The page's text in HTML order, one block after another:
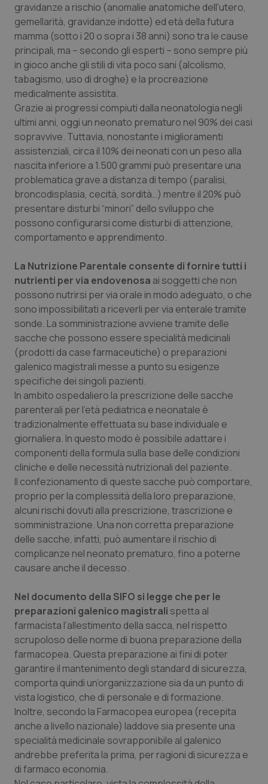
Veneto
Oncoematologia
Oncologia & Nutrizione
Psoriasi & pelle
Quotidiano Cardiologia
Quotidiano Chirurgia
Quotidiano Oncologia
Quotidiano Pediatria
Rene & patologie urogenitali
Salute orale & impianti
Sangue & coagulazione
Tiroide
Tumore al seno
Tumore ovarico
Tumori del Polmone & Testa Collo
Tumori gastrointestinali
Ulcera & Reflusso
Vaccini
gravidanze a rischio (anomalie anatomiche dell'utero,
gemellarità, gravidanze indotte) ed età della futura
mamma (sotto i 20 o sopra i 38 anni) sono tra le cause
principali, ma – secondo gli esperti – sono sempre più
in gioco anche gli stili di vita poco sani (alcolismo,
tabagismo, uso di droghe) e la procreazione
medicalmente assistita.
Grazie ai progressi compiuti dalla neonatologia negli
ultimi anni, oggi un neonato prematuro nel 90% dei casi
sopravvive. Tuttavia, nonostante i miglioramenti
assistenziali, circa il 10% dei neonati con un peso alla
nascita inferiore a 1.500 grammi può presentare una
problematica grave a distanza di tempo (paralisi,
broncodisplasia, cecità, sordità…) mentre il 20% può
presentare disturbi “minori” dello sviluppo che
possono configurarsi come disturbi di attenzione,
comportamento e apprendimento.
La Nutrizione Parentale consente di fornire tutti i
nutrienti per via endovenosa ai soggetti che non
possono nutrirsi per via orale in modo adeguato, o che
sono impossibilitati a riceverli per via enterale tramite
sonde. La somministrazione avviene tramite delle
sacche che possono essere specialità medicinali
(prodotti da case farmaceutiche) o preparazioni
galenico magistrali messe a punto su esigenze
specifiche dei singoli pazienti.
In ambito ospedaliero la prescrizione delle sacche
parenterali per l'età pediatrica e neonatale è
tradizionalmente effettuata su base individuale e
giornaliera. In questo modo è possibile adattare i
componenti della formula sulla base delle condizioni
cliniche e delle necessità nutrizionali del paziente.
Il confezionamento di queste sacche può comportare,
proprio per la complessità della loro preparazione,
alcuni rischi dovuti alla prescrizione, trascrizione e
somministrazione. Una non corretta preparazione
delle sacche, infatti, può aumentare il rischio di
complicanze nel neonato prematuro, fino a poterne
causare anche il decesso.
Nel documento della SIFO si legge che per le
preparazioni galenico magistrali spetta al
farmacista l’allestimento della sacca, nel rispetto
scrupoloso delle norme di buona preparazione della
farmacopea. Questa preparazione ai fini di poter
garantire il mantenimento degli standard di sicurezza,
comporta quindi un’organizzazione sia da un punto di
vista logistico, che di personale e di formazione.
Inoltre, secondo la Farmacopea europea (recepita
anche a livello nazionale) laddove sia presente una
specialità medicinale sovrapponibile al galenico
andrebbe preferita la prima, per ragioni di sicurezza e
di farmaco economia.